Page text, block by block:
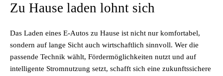
Zu Hause laden lohnt sich
Das Laden eines E-Autos zu Hause ist nicht nur komfortabel,
sondern auf lange Sicht auch wirtschaftlich sinnvoll. Wer die
passende Technik wählt, Fördermöglichkeiten nutzt und auf
intelligente Stromnutzung setzt, schafft sich eine zukunftssichere